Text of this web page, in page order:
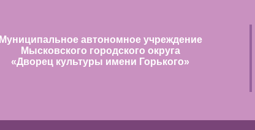
Муниципальное автономное учреждение
Мысковского городского округа
«Дворец культуры имени Горького»